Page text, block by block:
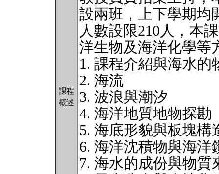
課程
概述
設兩班，上下學期均
人數設限210人，本
洋生物及海洋化學等
1. 課程介紹與海水的
2. 海流
3. 波浪與潮汐
4. 海洋地質地物探勘
5. 海底形貌與板塊構
6. 海洋沈積物與海洋
7. 海水的成份與物質